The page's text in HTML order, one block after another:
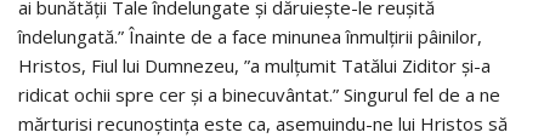
ai bunătății Tale îndelungate și dăruiește-le reușită
îndelungată.” Înainte de a face minunea înmulțirii pâinilor,
Hristos, Fiul lui Dumnezeu, ”a mulțumit Tatălui Ziditor și-a
ridicat ochii spre cer și a binecuvântat.” Singurul fel de a ne
mărturisi recunoștința este ca, asemuindu-ne lui Hristos să